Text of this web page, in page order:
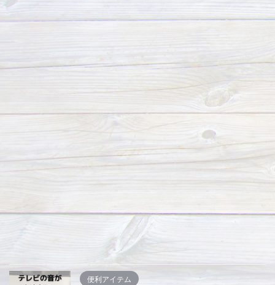
便利アイテム